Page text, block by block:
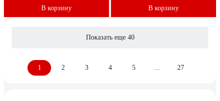
В корзину В корзину
Показать еще 40
1 2 3 4 5 27